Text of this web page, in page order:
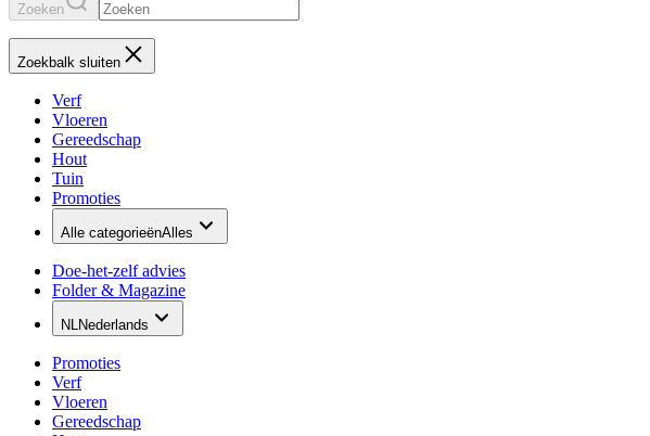
Zoeken
Zoekbalk sluiten
Verf
Vloeren
Gereedschap
Hout
Tuin
Promoties
Alle categorieënAlles
Doe-het-zelf advies
Folder & Magazine
NLNederlands
Promoties
Verf
Vloeren
Gereedschap